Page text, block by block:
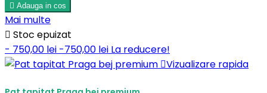
 Adauga in cos
Mai multe
 Stoc epuizat
- 750,00 lei -750,00 lei La reducere!
Vizualizare rapida